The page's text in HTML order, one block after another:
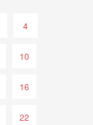
4
10
16
22